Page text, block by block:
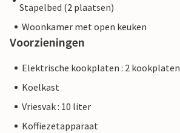
Stapelbed (2 plaatsen)
Woonkamer met open keuken
Voorzieningen
Elektrische kookplaten : 2 kookplaten
Koelkast
Vriesvak : 10 liter
Koffiezetapparaat